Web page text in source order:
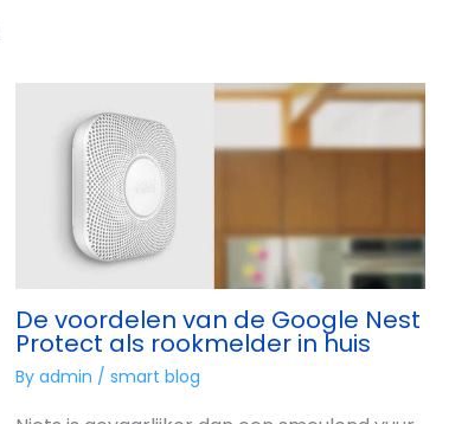
De voordelen van de Google Nest
Protect als rookmelder in huis
By admin / smart blog